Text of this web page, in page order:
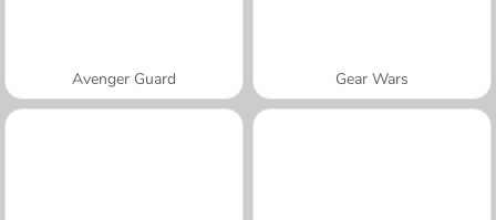
Avenger Guard Gear Wars